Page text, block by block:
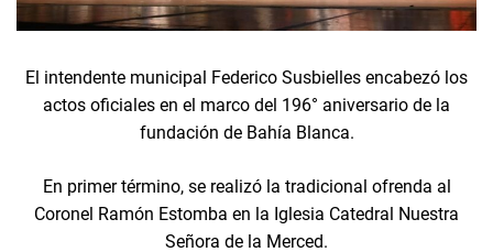
El intendente municipal Federico Susbielles encabezó los
actos oficiales en el marco del 196° aniversario de la
fundación de Bahía Blanca.
En primer término, se realizó la tradicional ofrenda al
Coronel Ramón Estomba en la Iglesia Catedral Nuestra
Señora de la Merced.